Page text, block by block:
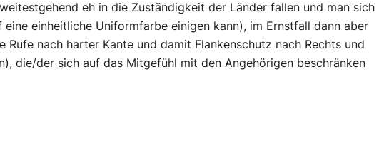
eh in die Zuständigkeit der Länder fallen und man sich
einheitliche Uniformfarbe einigen kann), im Ernstfall dann aber
Rufe nach harter Kante und damit Flankenschutz nach Rechts und
die/der sich auf das Mitgefühl mit den Angehörigen beschränken